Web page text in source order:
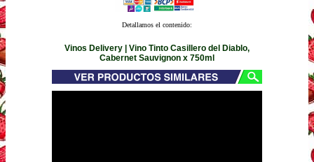
Detallamos el contenido:
Vinos Delivery | Vino Tinto Casillero del Diablo,
Cabernet Sauvignon x 750ml